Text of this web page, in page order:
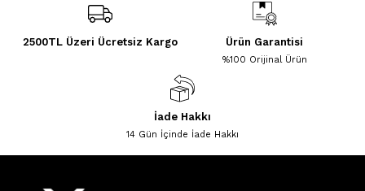
2500TL Üzeri Ücretsiz Kargo Ürün Garantisi
%100 Orijinal Ürün
İade Hakkı
14 Gün İçinde İade Hakkı